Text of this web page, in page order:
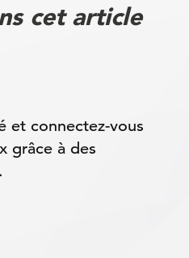
cet article
et connectez-vous
grâce à des